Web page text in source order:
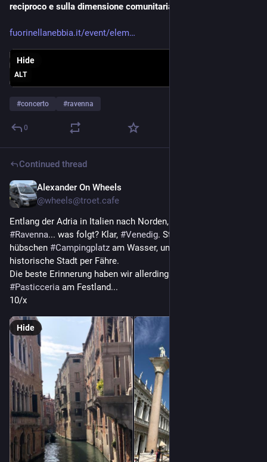
reciproco e sulla dimensione comunitaria del fare musica.
fuorinellanebbia.it/event/elem
ALT
Hide
#concerto #ravenna
0
Continued thread
Alexander On Wheels
@wheels@troet.cafe
Entlang der Adria in Italien nach Norden, von
#Ravenna... was folgt? Klar, #Venedig. Stellplatz auf einem
hübschen #Campingplatz am Wasser, und
historische Stadt per Fähre.
#Pasticceria am Festland...
10/x
Hide